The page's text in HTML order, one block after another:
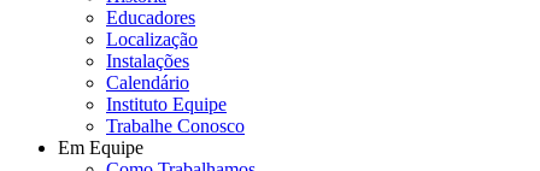
Educadores
Localização
Instalações
Calendário
Instituto Equipe
Trabalhe Conosco
Em Equipe